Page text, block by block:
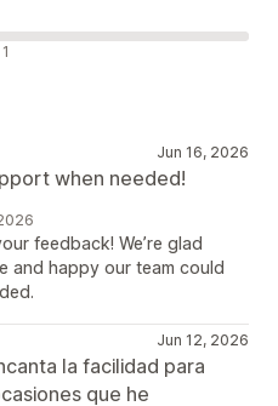
1
Jun 16, 2026
when needed!
feedback! We’re glad
and happy our team could
Jun 12, 2026
la facilidad para
que he